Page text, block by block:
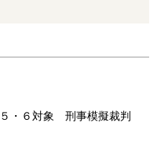
５・６対象 刑事模擬裁判